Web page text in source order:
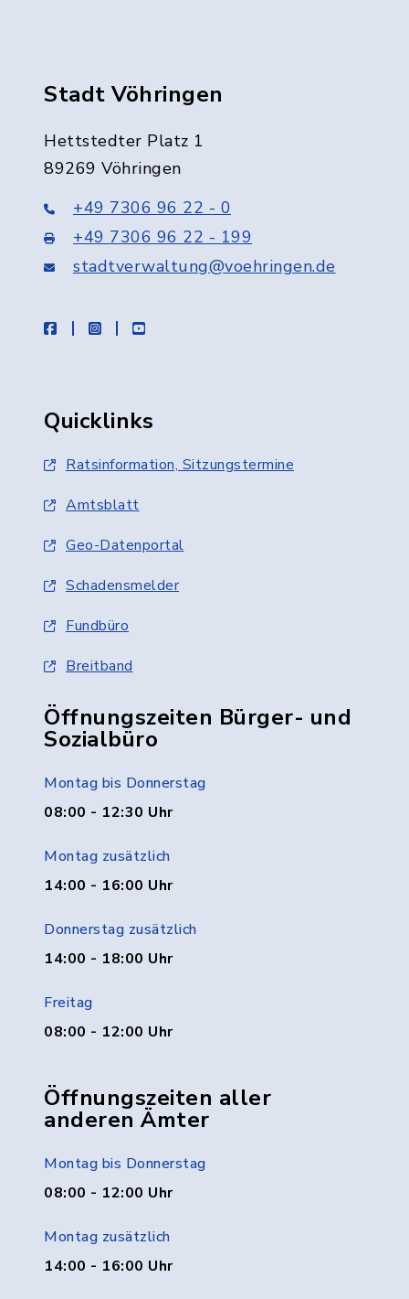
Stadt Vöhringen
Hettstedter Platz 1
89269 Vöhringen
+49 7306 96 22 - 0
+49 7306 96 22 - 199
stadtverwaltung@voehringen.de
facebookinstagramyoutube
Quicklinks
Ratsinformation, Sitzungstermine
Amtsblatt
Geo-Datenportal
Schadensmelder
Fundbüro
Breitband
Öffnungszeiten Bürger- und
Sozialbüro
Montag bis Donnerstag
08:00 - 12:30 Uhr
Montag zusätzlich
14:00 - 16:00 Uhr
Donnerstag zusätzlich
14:00 - 18:00 Uhr
Freitag
08:00 - 12:00 Uhr
Öffnungszeiten aller
anderen Ämter
Montag bis Donnerstag
08:00 - 12:00 Uhr
Montag zusätzlich
14:00 - 16:00 Uhr